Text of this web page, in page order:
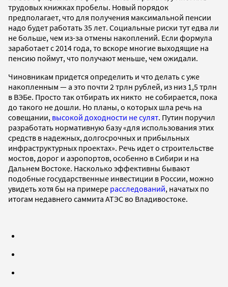
трудовых книжках пробелы. Новый порядок
предполагает, что для получения максимальной пенсии
надо будет работать 35 лет. Социальные риски тут едва ли
не больше, чем из-за отмены накоплений. Если формула
заработает с 2014 года, то вскоре многие выходящие на
пенсию поймут, что получают меньше, чем ожидали.
Чиновникам придется определить и что делать с уже
накопленным — а это почти 2 трлн рублей, из низ 1,5 трлн
в ВЭБе. Просто так отбирать их никто не собирается, пока
до такого не дошли. Но планы, о которых шла речь на
совещании, высокой доходности не сулят. Путин поручил
разработать нормативную базу «для использования этих
средств в надежных, долгосрочных и прибыльных
инфраструктурных проектах». Речь идет о строительстве
мостов, дорог и аэропортов, особенно в Сибири и на
Дальнем Востоке. Насколько эффективны бывают
подобные государственные инвестиции в России, можно
увидеть хотя бы на примере расследований, начатых по
итогам недавнего саммита АТЭС во Владивостоке.